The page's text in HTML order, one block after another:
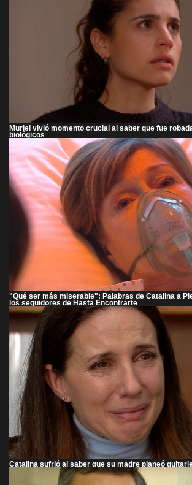
Muriel vivió momento crucial al saber que fue
biológicos
"Qué ser más miserable": Palabras de Catalina a
los seguidores de Hasta Encontrarte
Catalina sufrió al saber que su madre planeó